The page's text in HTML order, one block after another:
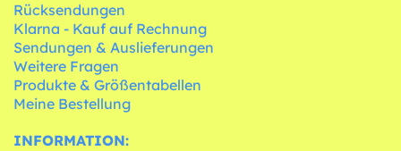
Rücksendungen
Klarna - Kauf auf Rechnung
Sendungen & Auslieferungen
Weitere Fragen
Produkte & Größentabellen
Meine Bestellung
INFORMATION: